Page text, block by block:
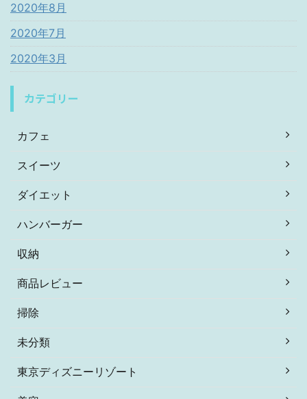
2020年8月
2020年7月
2020年3月
カテゴリー
カフェ
スイーツ
ダイエット
ハンバーガー
収納
商品レビュー
掃除
未分類
東京ディズニーリゾート